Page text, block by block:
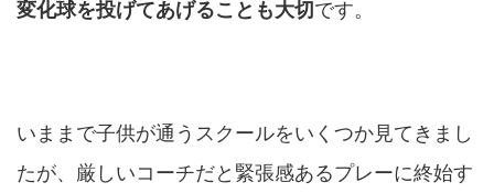
変化球を投げてあげることも大切 です。
いままで子供が通うスクールをいくつか見てきまし
たが、厳しいコーチだと緊張感あるプレーに終始す